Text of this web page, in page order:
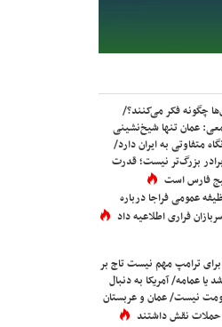
چگونه فکر می‌کنند؟/
عمان تنها شیخ‌نشینی
متفاوتی به ایران دارد/
بزرگ‌تر نیست؛ قدرت
فارس است
عمومی فراجا درباره
فراری اطلاعیه داد
برای ترامپ مهم نیست تاج بر
یا عمامه/ آمریکا به دنبال
نیست/ عمان و عربستان
نقش داشتند